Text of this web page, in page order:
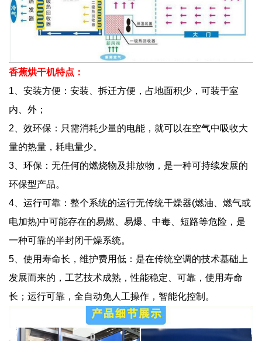
香蕉烘干机特点：
1、安装方便：安装、拆迁方便，占地面积少，可装于室
内、外；
2、效环保：只需消耗少量的电能，就可以在空气中吸收大
量的热量，耗电量少。
3、环保：无任何的燃烧物及排放物，是一种可持续发展的
环保型产品。
4、运行可靠：整个系统的运行无传统干燥器(燃油、燃气或
电加热)中可能存在的易燃、易爆、中毒、短路等危险，是
一种可靠的半封闭干燥系统。
5、使用寿命长，维护费用低：是在传统空调的技术基础上
发展而来的，工艺技术成熟，性能稳定、可靠，使用寿命
长；运行可靠，全自动免人工操作，智能化控制。